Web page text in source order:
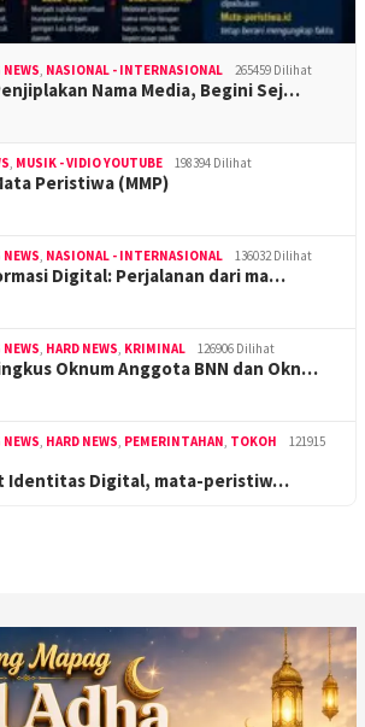
, NASIONAL - INTERNASIONAL 265459 Dilihat
Nama Media, Begini Sej…
, MUSIK - VIDIO YOUTUBE 198394 Dilihat
Peristiwa (MMP)
, NASIONAL - INTERNASIONAL 136032 Dilihat
Digital: Perjalanan dari ma…
, HARD NEWS, KRIMINAL 126906 Dilihat
Oknum Anggota BNN dan Okn…
, HARD NEWS, PEMERINTAHAN, TOKOH
121915
Identitas Digital, mata-peristiw…